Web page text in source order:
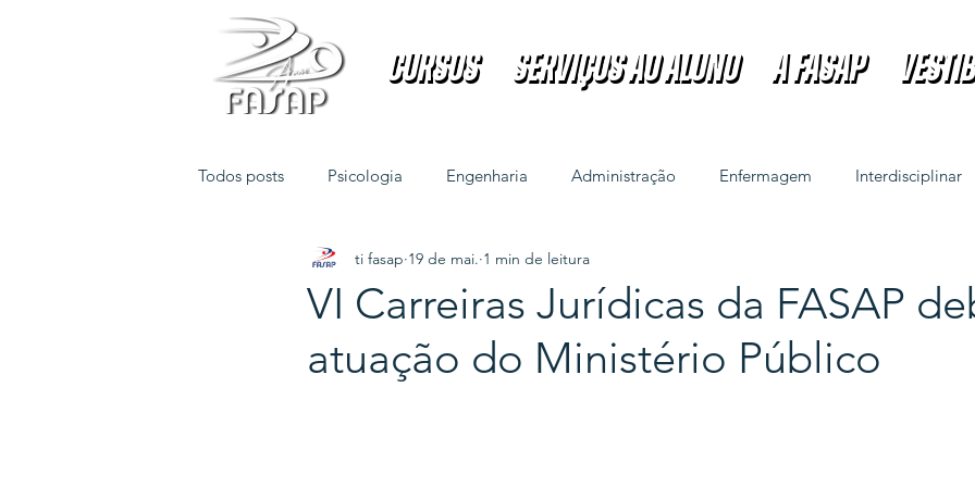
Cursos Serviços ao Aluno A FASAP
Cursos Serviços ao Aluno A FASAP
Todos posts Psicologia Engenharia Administração Enfermagem Interdisciplinar
Fisioterapia
VI Carreiras Jurídicas da FASAP
atuação do Ministério Público
ti fasap 19 de mai. 1 min de leitura